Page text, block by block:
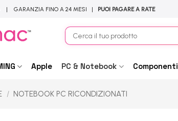
| GARANZIA FINO A 24 MESI | PUOI PAGARE A RATE
Cerca:
Apple PC & Notebook Componenti
/ NOTEBOOK PC RICONDIZIONATI